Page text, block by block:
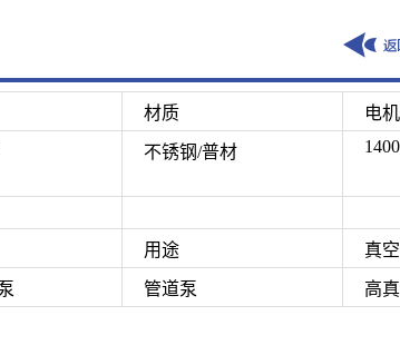
材质 电
不锈钢/普材 1400
用途
真
管道泵 高